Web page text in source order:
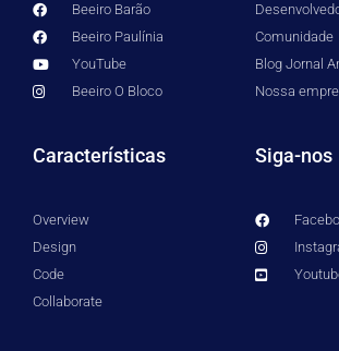
Beeiro Barão
Beeiro Paulínia
YouTube
Beeiro O Bloco
Comunidade
Blog Jornal
Nossa
Características
Overview
Design
Code
Collaborate
Siga-nos